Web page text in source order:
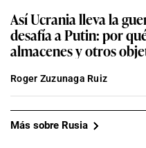
Así Ucrania lleva la
desafía a Putin: por
almacenes y otros
Roger Zuzunaga Ruiz
Más sobre Rusia